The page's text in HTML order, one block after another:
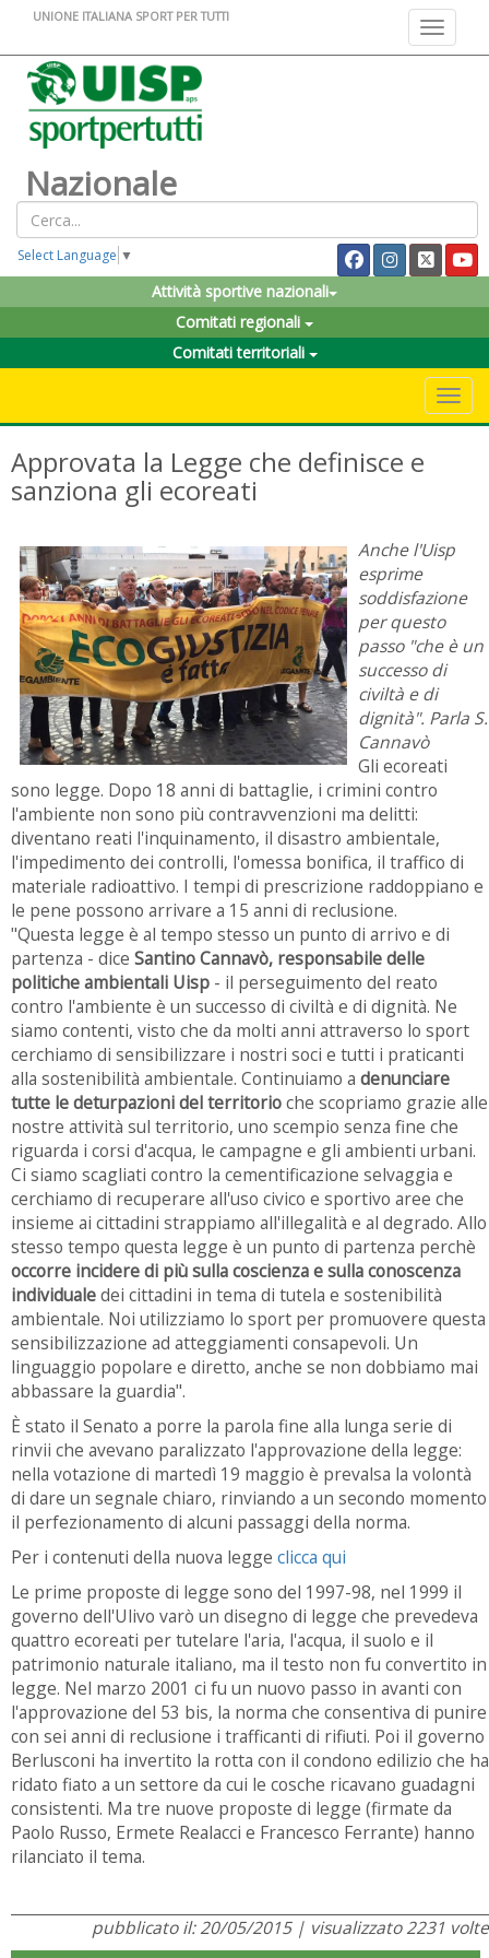
Toggle
UNIONE ITALIANA SPORT PER TUTTI
Nazionale
Select Language ▼
Attività sportive nazionali
Comitati regionali
Comitati territoriali
Approvata la Legge che definisce e
sanziona gli ecoreati
Anche l'Uisp
esprime
soddisfazione
per questo
passo "che è un
successo di
civiltà e di
dignità". Parla S.
Cannavò
Gli ecoreati
sono legge. Dopo 18 anni di battaglie, i crimini contro
l'ambiente non sono più contravvenzioni ma delitti:
diventano reati l'inquinamento, il disastro ambientale,
l'impedimento dei controlli, l'omessa bonifica, il traffico di
materiale radioattivo. I tempi di prescrizione raddoppiano e
le pene possono arrivare a 15 anni di reclusione.
"Questa legge è al tempo stesso un punto di arrivo e di
partenza - dice Santino Cannavò, responsabile delle
politiche ambientali Uisp - il perseguimento del reato
contro l'ambiente è un successo di civiltà e di dignità. Ne
siamo contenti, visto che da molti anni attraverso lo sport
cerchiamo di sensibilizzare i nostri soci e tutti i praticanti
alla sostenibilità ambientale. Continuiamo a denunciare
tutte le deturpazioni del territorioche scopriamo grazie alle
nostre attività sul territorio, uno scempio senza fine che
riguarda i corsi d'acqua, le campagne e gli ambienti urbani.
Ci siamo scagliati contro la cementificazione selvaggia e
cerchiamo di recuperare all'uso civico e sportivo aree che
insieme ai cittadini strappiamo all'illegalità e al degrado. Allo
stesso tempo questa legge è un punto di partenza perchè
occorre incidere di più sulla coscienza e sulla conoscenza
individualedei cittadini in tema di tutela e sostenibilità
ambientale. Noi utilizziamo lo sport per promuovere questa
sensibilizzazione ad atteggiamenti consapevoli. Un
linguaggio popolare e diretto, anche se non dobbiamo mai
abbassare la guardia".
È stato il Senato a porre la parola fine alla lunga serie di
rinvii che avevano paralizzato l'approvazione della legge:
nella votazione di martedì 19 maggio è prevalsa la volontà
di dare un segnale chiaro, rinviando a un secondo momento
il perfezionamento di alcuni passaggi della norma.
Per i contenuti della nuova legge clicca qui
Le prime proposte di legge sono del 1997-98, nel 1999 il
governo dell'Ulivo varò un disegno di legge che prevedeva
quattro ecoreati per tutelare l'aria, l'acqua, il suolo e il
patrimonio naturale italiano, ma il testo non fu convertito in
legge. Nel marzo 2001 ci fu un nuovo passo in avanti con
l'approvazione del 53 bis, la norma che consentiva di punire
con sei anni di reclusione i trafficanti di rifiuti. Poi il governo
Berlusconi ha invertito la rotta con il condono edilizio che ha
ridato fiato a un settore da cui le cosche ricavano guadagni
consistenti. Ma tre nuove proposte di legge (firmate da
Paolo Russo, Ermete Realacci e Francesco Ferrante) hanno
rilanciato il tema.
pubblicato il: 20/05/2015 | visualizzato 2231 volte